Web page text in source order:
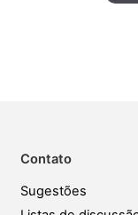
Contato
Sugestões